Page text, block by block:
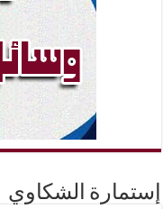
إستمارة الشكاوي